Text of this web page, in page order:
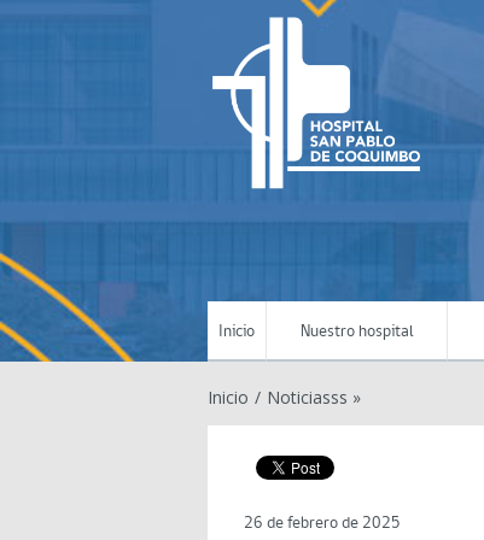
Inicio Nuestro hospital
Inicio / Noticiasss »
26 de febrero de 2025